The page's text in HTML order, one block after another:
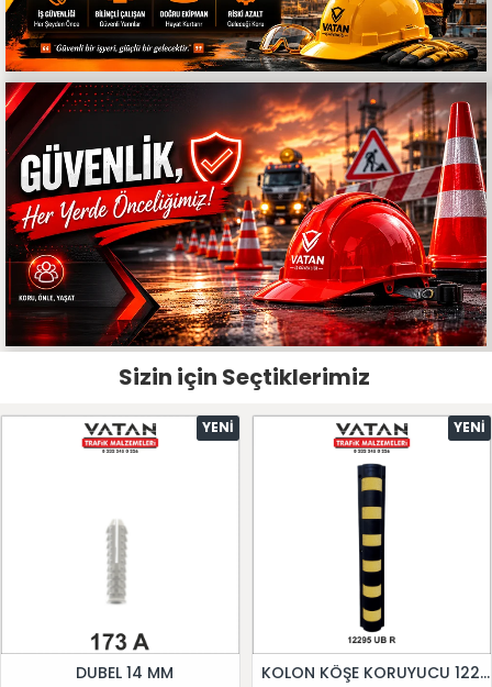
Sizin için Seçtiklerimiz
YENI
DUBEL 14 MM
YENI
KOLON KÖŞE KORUYUCU 12295 UB R